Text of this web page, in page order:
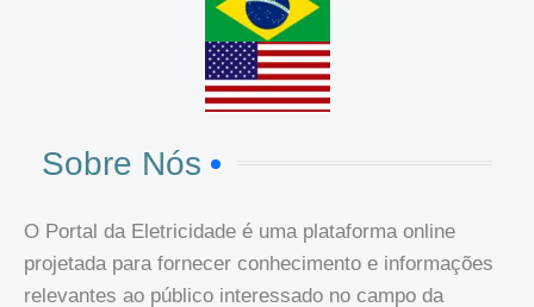
Sobre Nós
O Portal da Eletricidade é uma plataforma online
projetada para fornecer conhecimento e informações
relevantes ao público interessado no campo da